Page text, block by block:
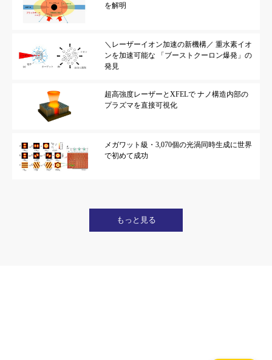
を解明
＼レーザーイオン加速の新機構／ 重水素イオ
ンを加速可能な 「ブーストクーロン爆発」の
発見
超高強度レーザーとXFELで ナノ構造内部の
プラズマを直接可視化
メガワット級・3,070個の光渦同時生成に世界
で初めて成功
もっと見る